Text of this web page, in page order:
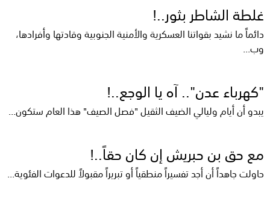
غلطة الشاطر بثور..!
دائماً ما نشيد بقواتنا العسكرية والأمنية الجنوبية وقادتها وأفرادها،
وب...
"كهرباء عدن".. آه يا الوجع..!
يبدو أن أيام وليالي الضيف الثقيل "فصل الصيف" هذا العام ستكون...
مع حق بن حبريش إن كان حقاً..!
حاولت جاهداً أن أجد تفسيراً منطقياً أو تبريراً مقبولاً للدعوات الفئوية...